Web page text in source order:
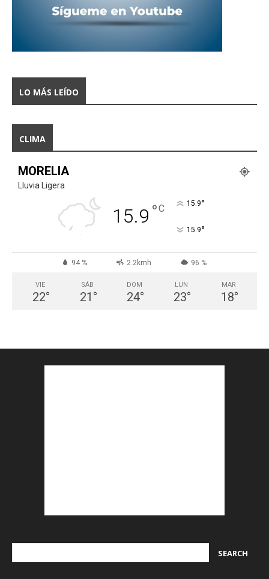
LO MÁS LEÍDO
CLIMA
MORELIA
Lluvia Ligera
15.9 °C 15.9°
15.9°
94 % 2.2kmh 96 %
VIE
22°
SÁB
21 °
DOM
24°
LUN
23°
MAR
18°